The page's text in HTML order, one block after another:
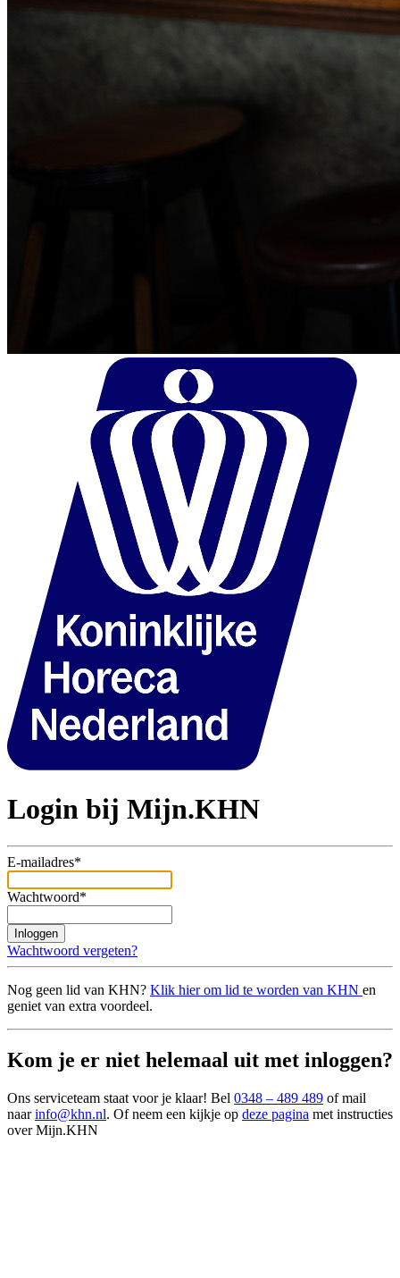
Login bij Mijn.KHN
E-mailadres*
Wachtwoord*
Inloggen
Wachtwoord vergeten?
Nog geen lid van KHN? Klik hier om lid te worden van KHN en
geniet van extra voordeel.
Kom je er niet helemaal uit met inloggen?
Ons serviceteam staat voor je klaar! Bel 0348 – 489 489 of mail
naarinfo@khn.nl. Of neem een kijkje op deze pagina met instructies
over Mijn.KHN